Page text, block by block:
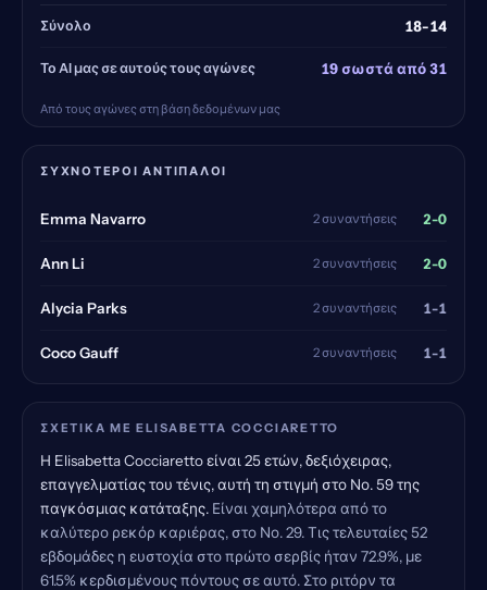
Σύνολο 18-14
Το AI μας σε αυτούς τους αγώνες 19 σωστά από 31
Από τους αγώνες στη βάση δεδομένων μας
ΣΥΧΝΌΤΕΡΟΙ ΑΝΤΊΠΑΛΟΙ
Emma Navarro 2 συναντήσεις 2-0
Ann Li 2 συναντήσεις 2-0
Alycia Parks 2 συναντήσεις 1-1
Coco Gauff 2 συναντήσεις 1-1
ΣΧΕΤΙΚΆ ΜΕ ELISABETTA COCCIARETTO
Η Elisabetta Cocciaretto είναι 25 ετών, δεξιόχειρας,
επαγγελματίας του τένις, αυτή τη στιγμή στο Νο. 59 της
παγκόσμιας κατάταξης. Είναι χαμηλότερα από το
καλύτερο ρεκόρ καριέρας, στο Νο. 29. Τις τελευταίες 52
εβδομάδες η ευστοχία στο πρώτο σερβίς ήταν 72.9%, με
61.5% κερδισμένους πόντους σε αυτό. Στο ριτόρν τα